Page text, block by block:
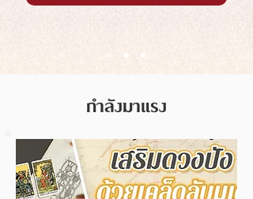
กำลังมาแรง